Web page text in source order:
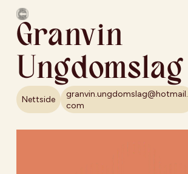
Granvin
Ungdomslag
Nettside
granvin.ungdomslag@hotmail.
com